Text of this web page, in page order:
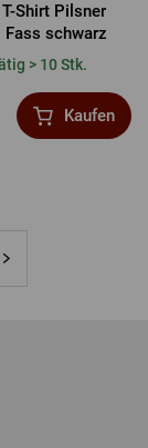
Shirt Pilsner
Fass schwarz
> 10 Stk.
Kaufen